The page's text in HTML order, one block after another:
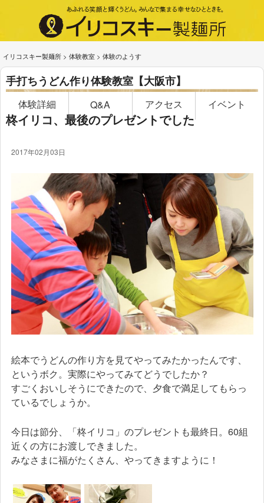
イリコスキー製麺所 > 体験教室 > 体験のようす
手打ちうどん作り体験教室【大阪市】
体験詳細 Q&A アクセス イベント
柊イリコ、最後のプレゼントでした
2017年02月03日
絵本でうどんの作り方を見てやってみたかったんです、
というボク。実際にやってみてどうでしたか？
すごくおいしそうにできたので、夕食で満足してもらっ
ているでしょうか。
今日は節分、「柊イリコ」のプレゼントも最終日。60組
近くの方にお渡しできました。
みなさまに福がたくさん、やってきますように！